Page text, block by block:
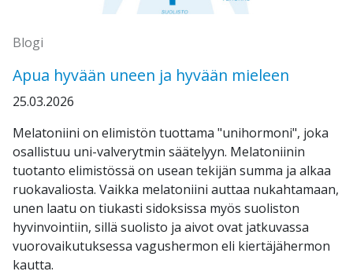
Blogi
Apua hyvään uneen ja hyvään mieleen
25.03.2026
Melatoniini on elimistön tuottama "unihormoni", joka
osallistuu uni-valverytmin säätelyyn. Melatoniinin
tuotanto elimistössä on usean tekijän summa ja alkaa
ruokavaliosta. Vaikka melatoniini auttaa nukahtamaan,
unen laatu on tiukasti sidoksissa myös suoliston
hyvinvointiin, sillä suolisto ja aivot ovat jatkuvassa
vuorovaikutuksessa vagushermon eli kiertäjähermon
kautta.